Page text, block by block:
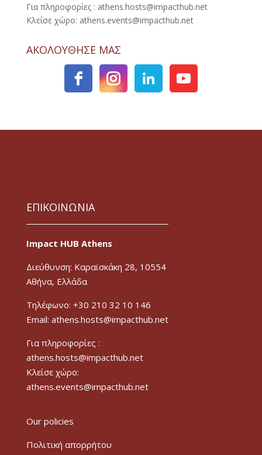
Για πληροφορίες : athens.hosts@impacthub.net
Κλείσε χώρο: athens.events@impacthub.net
ΑΚΟΛΟΥΘΗΣΕ ΜΑΣ
ΕΠΙΚΟΙΝΩΝΙΑ
Impact HUB Athens
Διεύθυνση: Καραϊσκάκη 28, 10554
Αθήνα, Ελλάδα
Τηλέφωνο: +30 210 32 10 146
Email: athens.hosts@impacthub.net
Για πληροφορίες :
athens.hosts@impacthub.net
Κλείσε χώρο:
athens.events@impacthub.net
Our policies
Πολιτική απορρήτου